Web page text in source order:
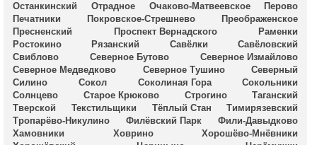
Останкинский
Отрадное Очаково-Матвеевское
Перово
Печатники
Покровское-Стрешнево
Преображенское
Пресненский
Проспект Вернадского
Раменки
Ростокино
Рязанский Савёлки
Савёловский
Свиблово
Северное Бутово
Северное Измайлово
Северное Медведково
Северное Тушино
Северный
Силино
Сокол Соколиная Гора
Сокольники
Солнцево
Старое Крюково Строгино
Таганский
Тверской
Текстильщики Тёплый Стан
Тимирязевский
Тропарёво-Никулино
Филёвский Парк
Фили-Давыдково
Хамовники
Ховрино
Хорошёво-Мнёвники